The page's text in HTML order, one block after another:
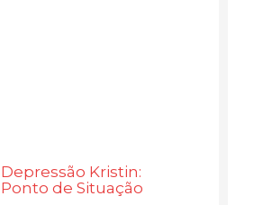
Depressão Kristin:
Ponto de Situação